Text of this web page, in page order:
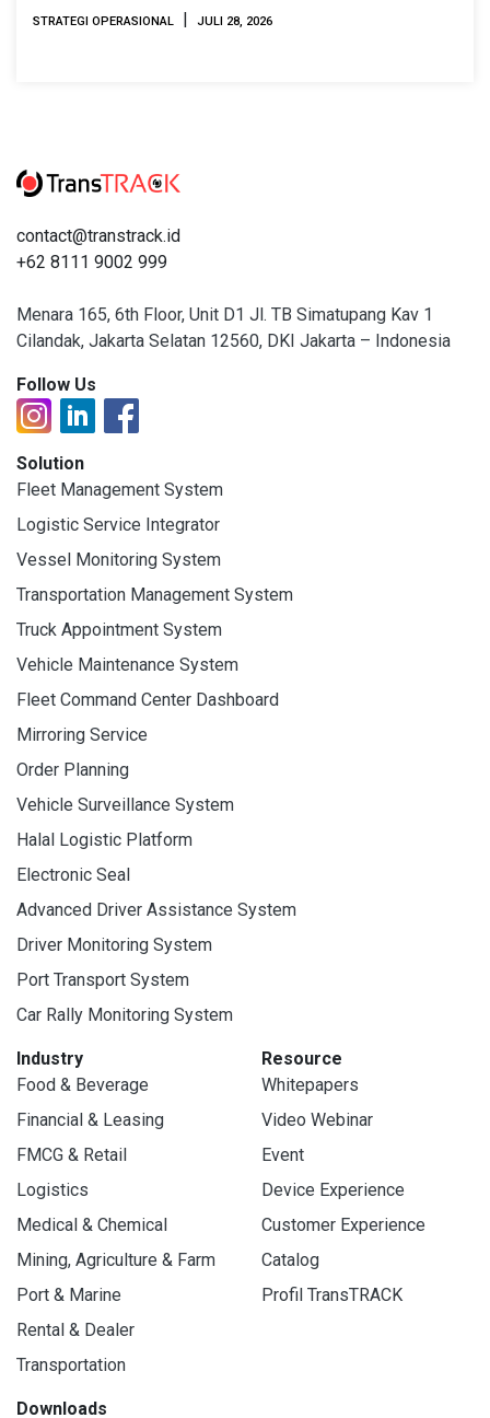
STRATEGI OPERASIONAL | JULI 28, 2026
contact@transtrack.id
+62 8111 9002 999
Menara 165, 6th Floor, Unit D1 Jl. TB Simatupang Kav 1
Cilandak, Jakarta Selatan 12560, DKI Jakarta – Indonesia
Follow Us
Solution
Fleet Management System
Logistic Service Integrator
Vessel Monitoring System
Transportation Management System
Truck Appointment System
Vehicle Maintenance System
Fleet Command Center Dashboard
Mirroring Service
Order Planning
Vehicle Surveillance System
Halal Logistic Platform
Electronic Seal
Advanced Driver Assistance System
Driver Monitoring System
Port Transport System
Car Rally Monitoring System
Industry
Food & Beverage
Financial & Leasing
FMCG & Retail
Logistics
Medical & Chemical
Mining, Agriculture & Farm
Port & Marine
Rental & Dealer
Transportation
Resource
Whitepapers
Video Webinar
Event
Device Experience
Customer Experience
Catalog
Profil TransTRACK
Downloads